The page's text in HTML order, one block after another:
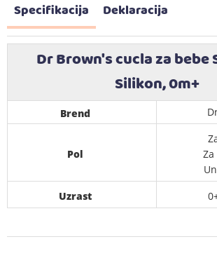
Specifikacija Deklaracija
Dr Brown's cucla za bebe
Silikon, 0m+
Brend
Pol
Uzrast